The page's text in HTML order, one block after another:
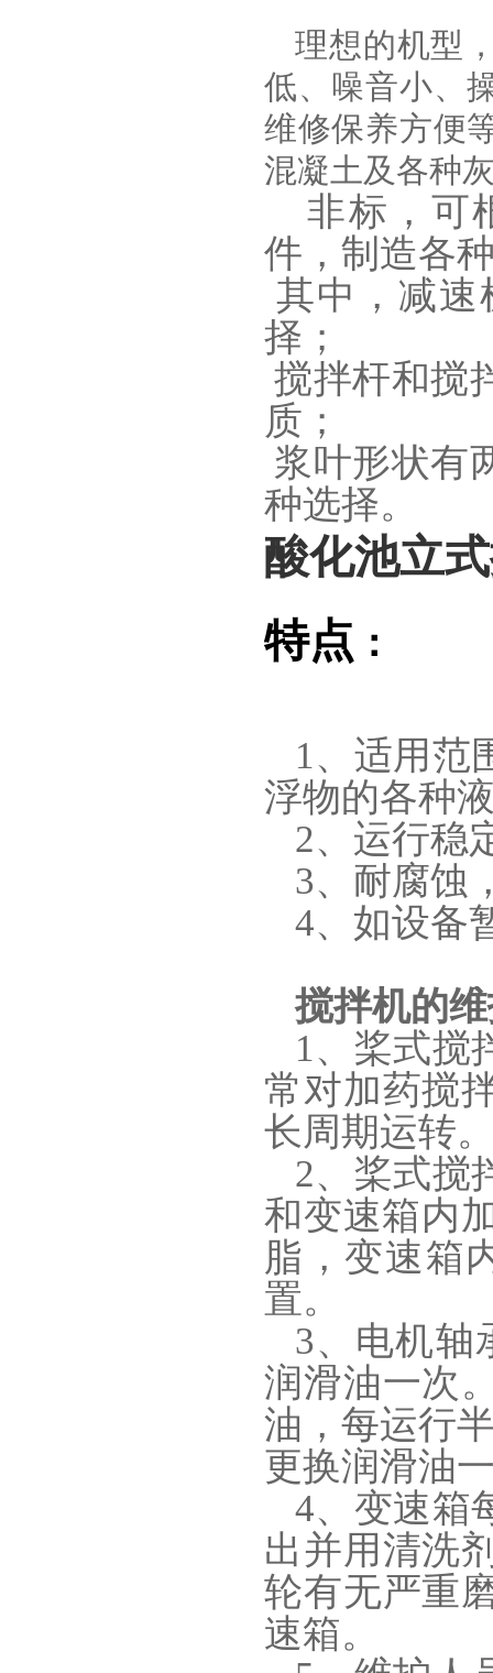
理想的机型
低、噪音小、
维修保养方便
混凝土及各种
非标，可
件，制造各
其中，减速
择；
搅拌杆和搅
质；
浆叶形状有
种选择。
酸化池立
特点 ：
1、适用范
浮物的各种
2、运行稳
3、耐腐蚀
4、如设备
搅拌机的
1、桨式搅
常对加药搅
长周期运转
2、桨式搅
和变速箱内
脂，变速箱
置。
3、电机轴
润滑油一次
油，每运行
更换润滑油
4、变速箱
出并用清洗
轮有无严重
速箱。